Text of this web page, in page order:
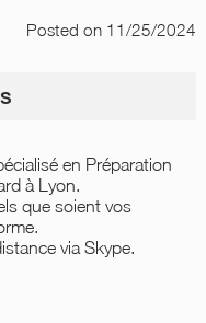
Postedon 11/25/2024
en Préparation
à Lyon.
que soient vos
via Skype.